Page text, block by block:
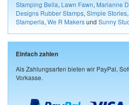
Stamping Bella, Lawn Fawn, Marianne
Designs Rubber Stamps, Simple Stories,
Stamperia, We R Makersund Sunny
Einfach zahlen
Als Zahlungsarten bieten wir PayPal,
Vorkasse.